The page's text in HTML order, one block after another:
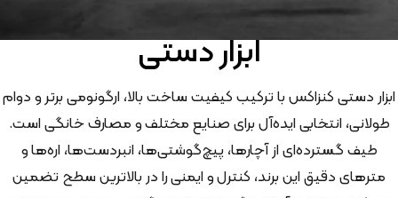
ابزار دستی
ابزار دستی کنزاکس با ترکیب کیفیت ساخت بالا، ارگونومی برتر و دوام
طولانی، انتخابی ایده‌آل برای صنایع مختلف و مصارف خانگی است.
طیف گسترده‌ای از آچارها، پیچ‌گوشتی‌ها، انبردست‌ها، اره‌ها و
مترهای دقیق این برند، کنترل و ایمنی را در بالاترین سطح تضمین